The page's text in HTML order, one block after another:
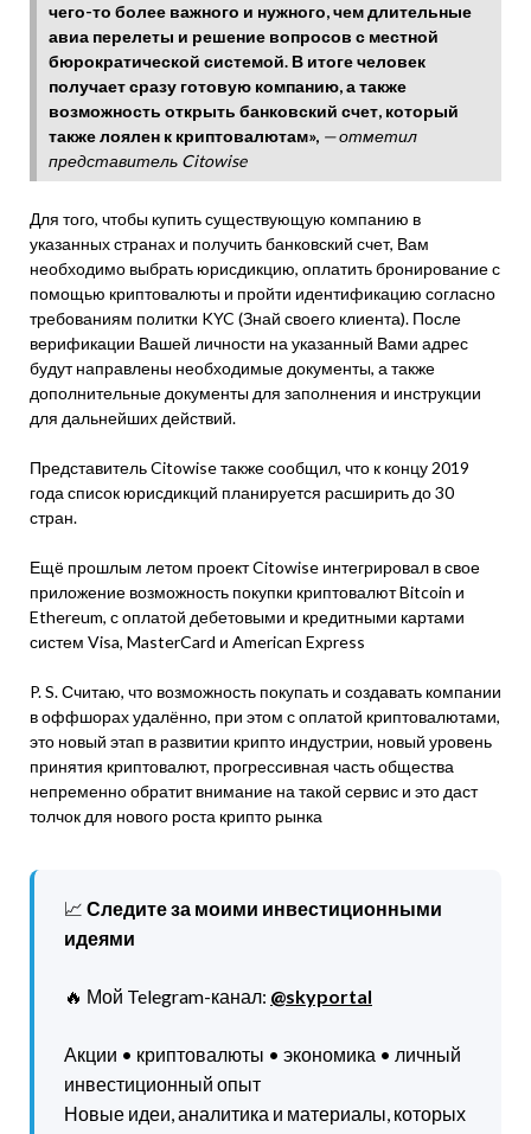
чего-то более важного и нужного, чем длительные
авиа перелеты и решение вопросов с местной
бюрократической системой. В итоге человек
получает сразу готовую компанию, а также
возможность открыть банковский счет, который
также лоялен к криптовалютам», — отметил
представитель Citowise
Для того, чтобы купить существующую компанию в
указанных странах и получить банковский счет, Вам
необходимо выбрать юрисдикцию, оплатить бронирование с
помощью криптовалюты и пройти идентификацию согласно
требованиям политки KYC (Знай своего клиента). После
верификации Вашей личности на указанный Вами адрес
будут направлены необходимые документы, а также
дополнительные документы для заполнения и инструкции
для дальнейших действий.
Представитель Citowise также сообщил, что к концу 2019
года список юрисдикций планируется расширить до 30
стран.
Ещё прошлым летом проект Citowise интегрировал в свое
приложение возможность покупки криптовалют Bitcoin и
Ethereum, с оплатой дебетовыми и кредитными картами
систем Visa, MasterCard и American Express
P. S. Считаю, что возможность покупать и создавать компании
в оффшорах удалённо, при этом с оплатой криптовалютами,
это новый этап в развитии крипто индустрии, новый уровень
принятия криптовалют, прогрессивная часть общества
непременно обратит внимание на такой сервис и это даст
толчок для нового роста крипто рынка
📈 Следите за моими инвестиционными
идеями
🔥 Мой Telegram-канал: @skyportal
Акции • криптовалюты • экономика • личный
инвестиционный опыт
Новые идеи, аналитика и материалы, которых